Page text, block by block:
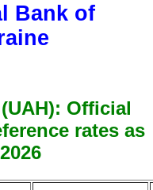
Bank of
Official
rates as